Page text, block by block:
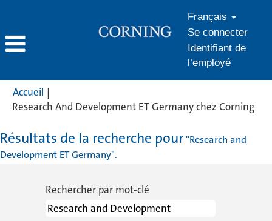
Français
Se connecter
Identifiant de
l’employé
Accueil |
Research And Development ET Germany chez Corning
Résultats de la recherche pour"Research and
Development ET Germany".
Rechercher par mot-clé